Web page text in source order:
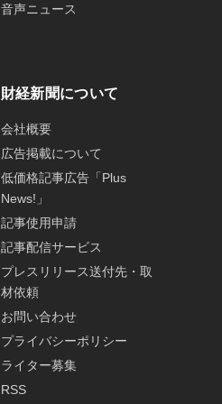
音声ニュース
財経新聞について
会社概要
広告掲載について
低価格記事広告「Plus
News!」
記事使用申請
記事配信サービス
プレスリリース送付先・取
材依頼
お問い合わせ
プライバシーポリシー
ライター募集
RSS